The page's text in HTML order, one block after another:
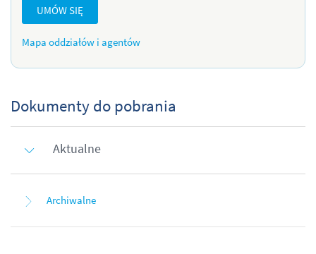
UMÓW SIĘ
Mapa oddziałów i agentów
Dokumenty do pobrania
Aktualne
Archiwalne